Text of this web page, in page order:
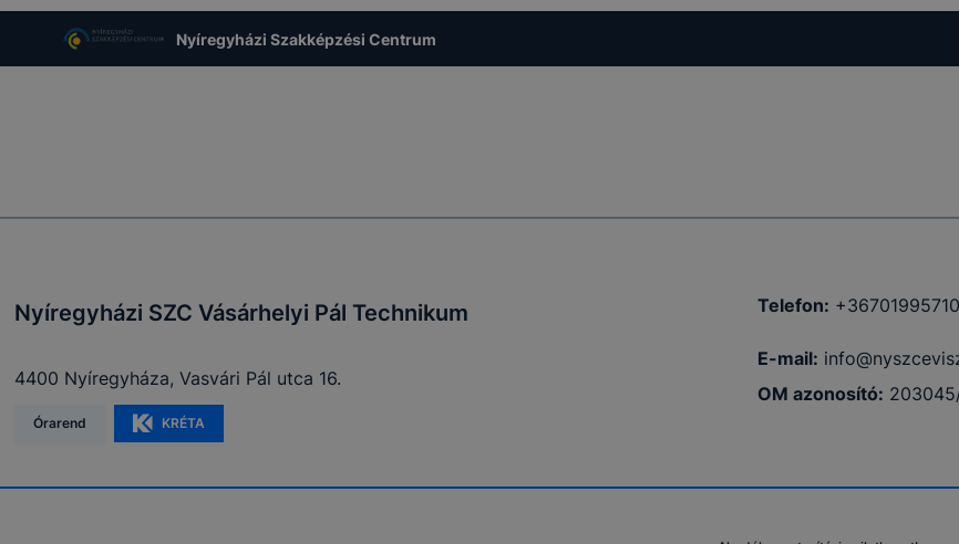
Nyíregyházi Szakképzési Centrum
Nyíregyházi SZC Vásárhelyi Pál Technikum
4400 Nyíregyháza, Vasvári Pál utca 16.
Órarend KRÉTA
Telefon: +36701995710
E-mail:
OM azonosító: